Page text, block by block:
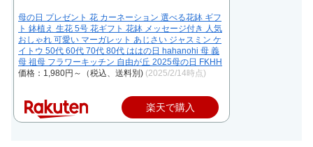
母の日 プレゼント 花 カーネーション 選べる花鉢 ギフ
ト 鉢植え 生花 5号 花ギフト 花鉢 メッセージ付き 人気
おしゃれ 可愛い マーガレット あじさい ジャスミン ケ
イトウ 50代 60代 70代 80代 ははの日 hahanohi 母 義
母 祖母 フラワーキッチン 自由が丘 2025母の日 FKHH
価格：1,980円～（税込、送料別) (2025/2/14時点)
楽天で購入